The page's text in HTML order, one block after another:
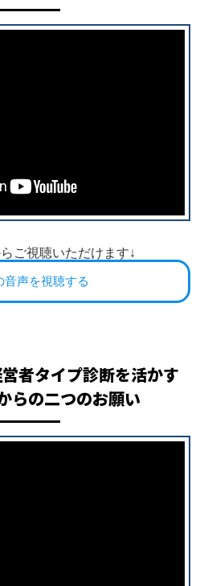
ご視聴いただけます↓
音声を視聴する
者タイプ診断を活かす
らの二つのお願い